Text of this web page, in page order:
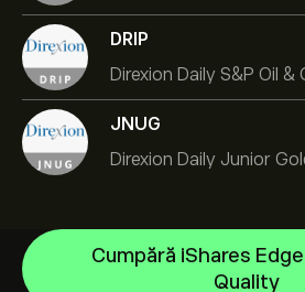
DRIP
JNUG
Cumpără iShares
Quality
SPDR Gold